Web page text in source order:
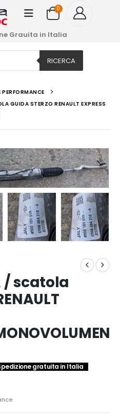
0
Grauita in Italia
RICERCA
GUIDA STERZO RENAULT EXPRESS
/ scatola
gratuita in Italia